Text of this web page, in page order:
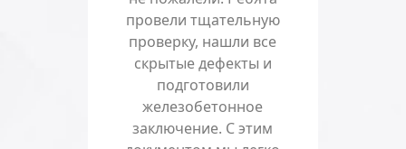
провели тщательную
проверку, нашли все
скрытые дефекты и
подготовили
железобетонное
заключение. С этим